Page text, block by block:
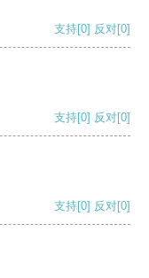
支持[0] 反对[0]
支持[0] 反对[0]
支持[0] 反对[0]